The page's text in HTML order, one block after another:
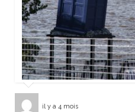
il y a 4 mois